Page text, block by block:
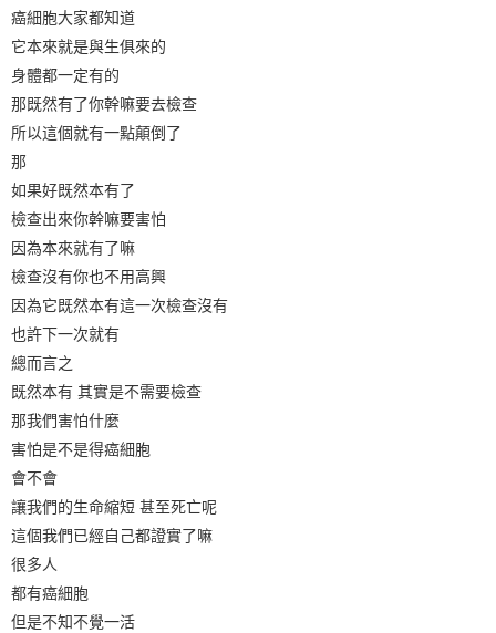
癌細胞大家都知道
它本來就是與生俱來的
身體都一定有的
那既然有了你幹嘛要去檢查
所以這個就有一點顛倒了
那
如果好既然本有了
檢查出來你幹嘛要害怕
因為本來就有了嘛
檢查沒有你也不用高興
因為它既然本有這一次檢查沒有
也許下一次就有
總而言之
既然本有 其實是不需要檢查
那我們害怕什麼
害怕是不是得癌細胞
會不會
讓我們的生命縮短 甚至死亡呢
這個我們已經自己都證實了嘛
很多人
都有癌細胞
但是不知不覺一活